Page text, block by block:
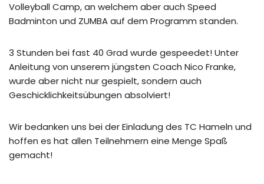
Volleyball Camp, an welchem aber auch Speed
Badminton und ZUMBA auf dem Programm standen.
3 Stunden bei fast 40 Grad wurde gespeedet! Unter
Anleitung von unserem jüngsten Coach Nico Franke,
wurde aber nicht nur gespielt, sondern auch
Geschicklichkeitsübungen absolviert!
Wir bedanken uns bei der Einladung des TC Hameln und
hoffen es hat allen Teilnehmern eine Menge Spaß
gemacht!